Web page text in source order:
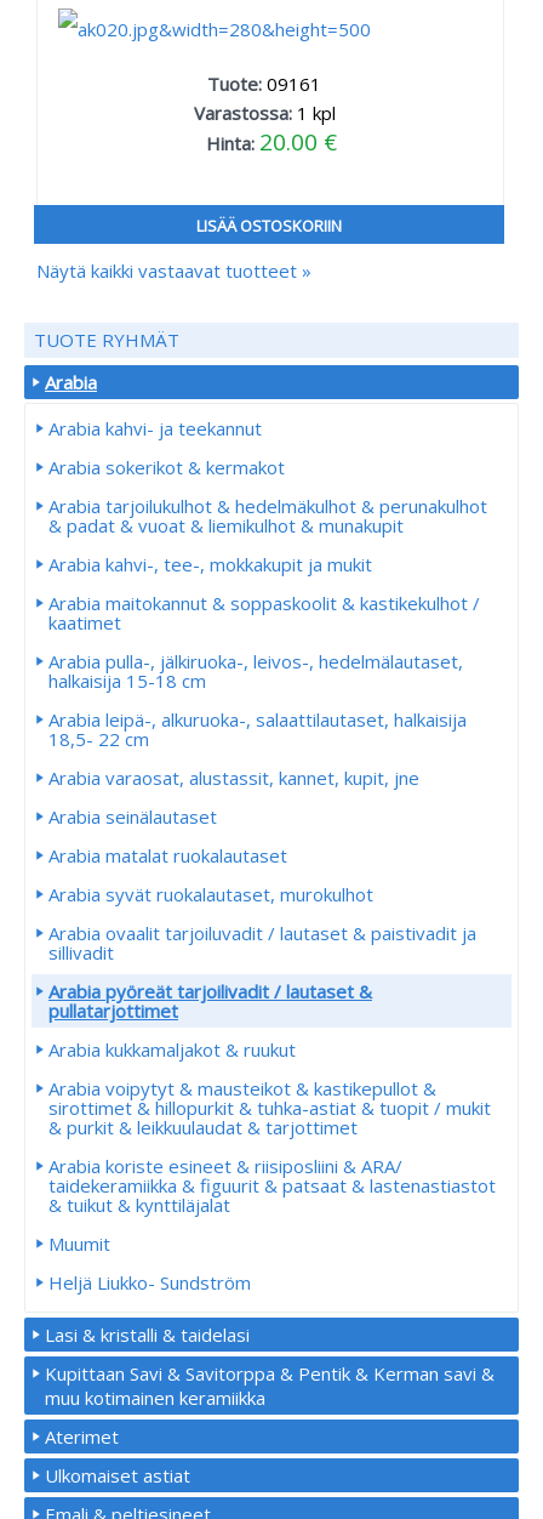
Tuote:09161
Varastossa: 1 kpl
Hinta: 20.00 €
LISÄÄ OSTOSKORIIN
Näytä kaikki vastaavat tuotteet »
TUOTE RYHMÄT
Arabia
Arabia kahvi- ja teekannut
Arabia sokerikot & kermakot
Arabia tarjoilukulhot & hedelmäkulhot & perunakulhot
& padat & vuoat & liemikulhot & munakupit
Arabia kahvi-, tee-, mokkakupit ja mukit
Arabia maitokannut & soppaskoolit & kastikekulhot /
kaatimet
Arabia pulla-, jälkiruoka-, leivos-, hedelmälautaset,
halkaisija 15-18 cm
Arabia leipä-, alkuruoka-, salaattilautaset, halkaisija
18,5- 22 cm
Arabia varaosat, alustassit, kannet, kupit, jne
Arabia seinälautaset
Arabia matalat ruokalautaset
Arabia syvät ruokalautaset, murokulhot
Arabia ovaalit tarjoiluvadit / lautaset & paistivadit ja
sillivadit
Arabia pyöreät tarjoilivadit / lautaset &
pullatarjottimet
Arabia kukkamaljakot & ruukut
Arabia voipytyt & mausteikot & kastikepullot &
sirottimet & hillopurkit & tuhka-astiat & tuopit / mukit
& purkit & leikkuulaudat & tarjottimet
Arabia koriste esineet & riisiposliini & ARA/
taidekeramiikka & figuurit & patsaat & lastenastiastot
& tuikut & kynttiläjalat
Muumit
Heljä Liukko- Sundström
Lasi & kristalli & taidelasi
Kupittaan Savi & Savitorppa & Pentik & Kerman savi &
muu kotimainen keramiikka
Aterimet
Ulkomaiset astiat
Emali & peltiesineet